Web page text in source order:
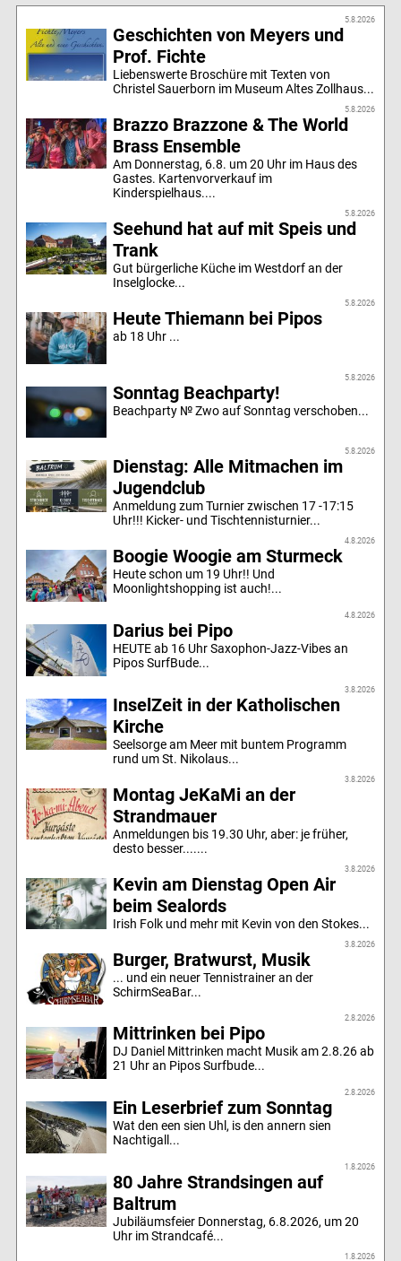
5.8.2026
Geschichten von Meyers und
Prof. Fichte
Liebenswerte Broschüre mit Texten von
Christel Sauerborn im Museum Altes Zollhaus...
5.8.2026
Brazzo Brazzone & The World
Brass Ensemble
Am Donnerstag, 6.8. um 20 Uhr im Haus des
Gastes. Kartenvorverkauf im
Kinderspielhaus....
5.8.2026
Seehund hat auf mit Speis und
Trank
Gut bürgerliche Küche im Westdorf an der
Inselglocke...
5.8.2026
Heute Thiemann bei Pipos
ab 18 Uhr ...
5.8.2026
Sonntag Beachparty!
Beachparty № Zwo auf Sonntag verschoben...
5.8.2026
Dienstag: Alle Mitmachen im
Jugendclub
Anmeldung zum Turnier zwischen 17 -17:15
Uhr!!! Kicker- und Tischtennisturnier...
4.8.2026
Boogie Woogie am Sturmeck
Heute schon um 19 Uhr!! Und
Moonlightshopping ist auch!...
4.8.2026
Darius bei Pipo
HEUTE ab 16 Uhr Saxophon-Jazz-Vibes an
Pipos SurfBude...
3.8.2026
InselZeit in der Katholischen
Kirche
Seelsorge am Meer mit buntem Programm
rund um St. Nikolaus...
3.8.2026
Montag JeKaMi an der
Strandmauer
Anmeldungen bis 19.30 Uhr, aber: je früher,
desto besser.......
3.8.2026
Kevin am Dienstag Open Air
beim Sealords
Irish Folk und mehr mit Kevin von den Stokes...
3.8.2026
Burger, Bratwurst, Musik
... und ein neuer Tennistrainer an der
SchirmSeaBar...
2.8.2026
Mittrinken bei Pipo
DJ Daniel Mittrinken macht Musik am 2.8.26 ab
21 Uhr an Pipos Surfbude...
2.8.2026
Ein Leserbrief zum Sonntag
Wat den een sien Uhl, is den annern sien
Nachtigall...
1.8.2026
80 Jahre Strandsingen auf
Baltrum
Jubiläumsfeier Donnerstag, 6.8.2026, um 20
Uhr im Strandcafé...
1.8.2026